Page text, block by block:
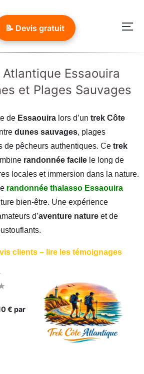
📝 Devis gratuit
Essaouira
et Plages Sauvages
de Essaouira lors d’un trek Côte
dunes sauvages, plages
de pêcheurs authentiques. Ce trek
randonnée facile le long de
locales et immersion dans la nature.
randonnée thalasso Essaouira
bien-être. Une expérience
d’aventure nature et de
clients – lire les témoignages
€ par